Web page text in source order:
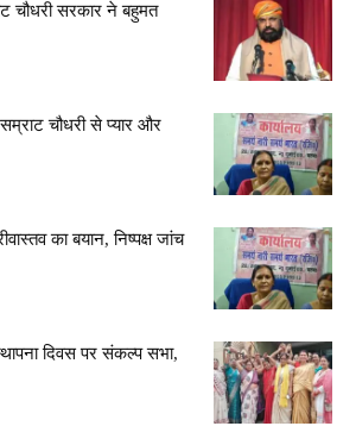
चौधरी सरकार ने बहुमत
चौधरी से प्यार और
का बयान, निष्पक्ष जांच
दिवस पर संकल्प सभा,